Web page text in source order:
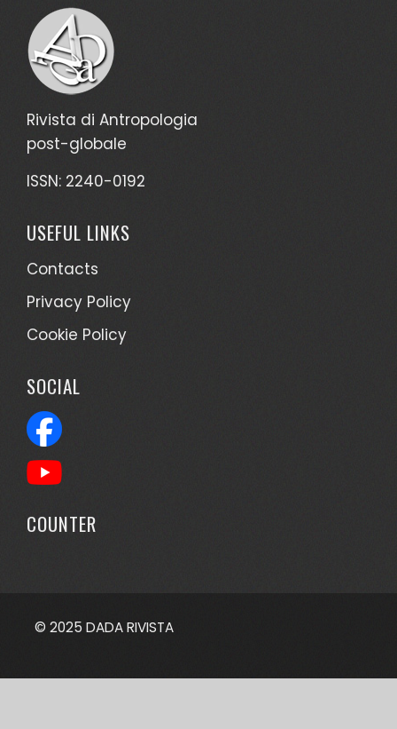
Rivista di Antropologia
post-globale
ISSN: 2240-0192
USEFUL LINKS
Contacts
Privacy Policy
Cookie Policy
SOCIAL
COUNTER